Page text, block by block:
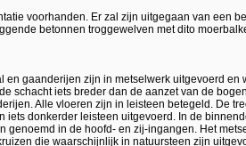
voorhanden. Er zal zijn uitgegaan van een
betonnen troggewelven met dito
en gaanderijen zijn in metselwerk uitgevoerd en
schacht iets breder dan de aanzet van de
Alle vloeren zijn in leisteen betegeld. De
iets donkerder leisteen uitgevoerd. In de
genoemd in de hoofd- en zij-ingangen. Het
die waarschijnlijk in natuursteen zijn